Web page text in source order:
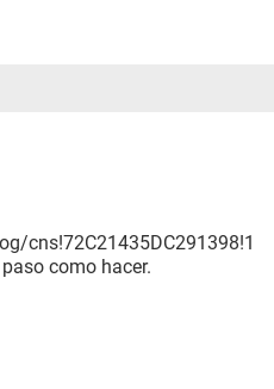
cns!72C21435DC291398!1
como hacer.